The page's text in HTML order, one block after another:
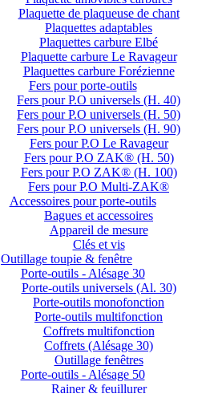
Plaquette de plaqueuse de chant
Plaquettes adaptables
Plaquettes carbure Elbé
Plaquette carbure Le Ravageur
Plaquettes carbure Forézienne
Fers pour porte-outils
Fers pour P.O universels (H. 40)
Fers pour P.O universels (H. 50)
Fers pour P.O universels (H. 90)
Fers pour P.O Le Ravageur
Fers pour P.O ZAK® (H. 50)
Fers pour P.O ZAK® (H. 100)
Fers pour P.O Multi-ZAK®
Accessoires pour porte-outils
Bagues et accessoires
Appareil de mesure
Clés et vis
Outillage toupie & fenêtre
Porte-outils - Alésage 30
Porte-outils universels (Al. 30)
Porte-outils monofonction
Porte-outils multifonction
Coffrets multifonction
Coffrets (Alésage 30)
Outillage fenêtres
Porte-outils - Alésage 50
Rainer & feuillurer